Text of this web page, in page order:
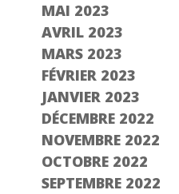
MAI 2023
AVRIL 2023
MARS 2023
FÉVRIER 2023
JANVIER 2023
DÉCEMBRE 2022
NOVEMBRE 2022
OCTOBRE 2022
SEPTEMBRE 2022